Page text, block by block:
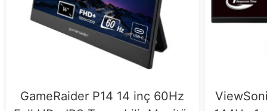
ARZOPA A3C PRO 13.3 inç
MSI